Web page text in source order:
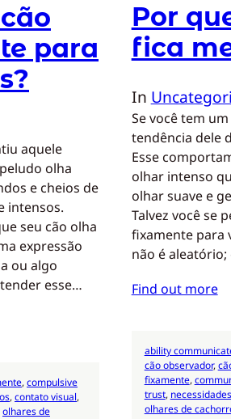
para
aquele
olha
e cheios de
intensos.
seu cão olha
expressão
ou algo
esse…
, compulsive
, contato visual
olhares de
Por
fica
In
Se você tem
tendência dele
Esse
olhar intenso
olhar suave e
Talvez você se
fixamente para
não é
Find out more
ability
cão observador,
fixamente,
trust,
olhares de